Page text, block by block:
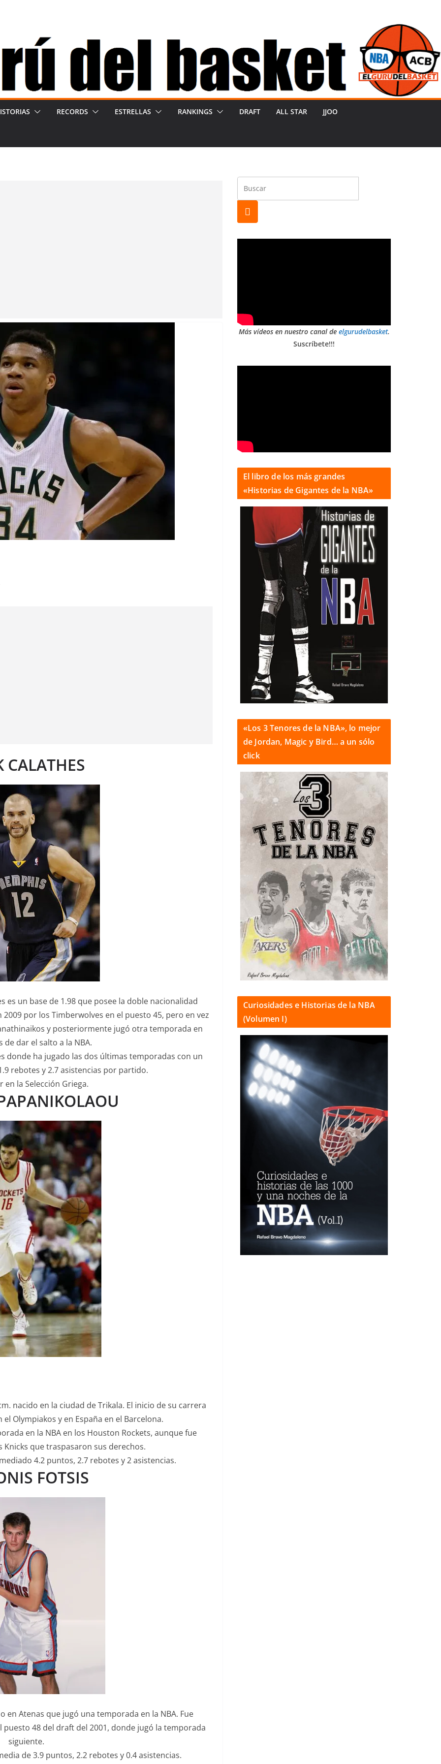
RECORDS ESTRELLAS RANKINGS DRAFT ALL STAR JJOO
CALATHES
es un base de 1.98 que posee la doble nacionalidad
por los Timberwolves en el puesto 45, pero en vez
y posteriormente jugó otra temporada en
de dar el salto a la NBA.
donde ha jugado las dos últimas temporadas con un
rebotes y 2.7 asistencias por partido.
en la Selección Griega.
nacido en la ciudad de Trikala. El inicio de su carrera
Olympiakos y en España en el Barcelona.
en la NBA en los Houston Rockets, aunque fue
que traspasaron sus derechos.
4.2 puntos, 2.7 rebotes y 2 asistencias.
FOTSIS
en Atenas que jugó una temporada en la NBA. Fue
48 del draft del 2001, donde jugó la temporada
siguiente.
de 3.9 puntos, 2.2 rebotes y 0.4 asistencias.
Más vídeos en nuestro canal de elgurudelbasket.
Suscríbete!!!
El libro de los más grandes
«Historias de Gigantes de la NBA»
«Los 3 Tenores de la NBA», lo mejor
de Jordan, Magic y Bird… a un sólo
click
Curiosidades e Historias de la NBA
(Volumen I)